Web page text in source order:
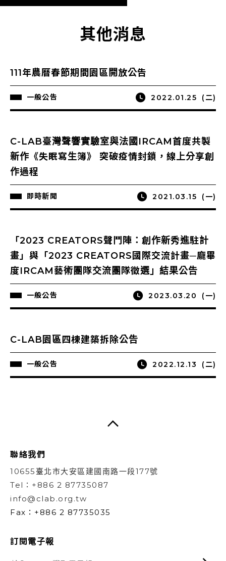
其他消息
111年農曆春節期間園區開放公告
一般公告 2022.01.25 (二)
C-LAB臺灣聲響實驗室與法國IRCAM首度共製
新作《失眠寫生簿》 突破疫情封鎖，線上分享創
作過程
即時新聞 2021.03.15 (一)
「2023 CREATORS聲鬥陣：創作新秀進駐計
畫」與「2023 CREATORS國際交流計畫─龐畢
度IRCAM藝術團隊交流團隊徵選」結果公告
一般公告 2023.03.20 (一)
C-LAB園區四棟建築拆除公告
一般公告 2022.12.13 (二)
聯絡我們
10655臺北市大安區建國南路一段177號
Tel：+886 2 87735087
info@clab.org.tw
Fax：+886 2 87735035
訂閱電子報